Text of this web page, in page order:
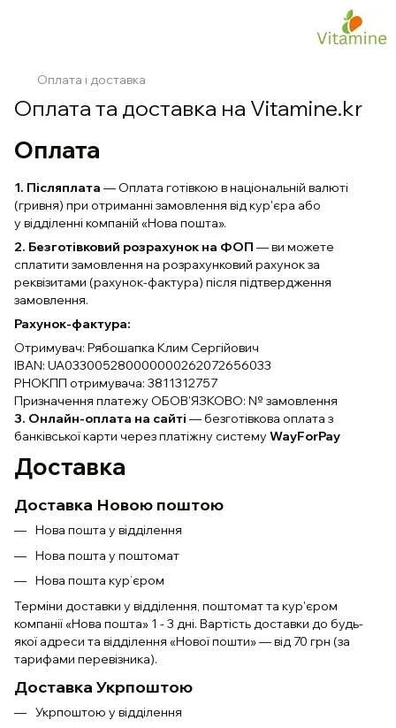
Оплата і доставка
Оплата та доставка на Vitamine.kr
Оплата
1. Післяплата —Оплата готівкою в національній валюті
(гривня) при отриманні замовлення від кур'єра або
у відділенні компаній «Нова пошта».
2. Безготівковий розрахунок на ФОП — ви можете
сплатити замовлення на розрахунковий рахунок за
реквізитами (рахунок-фактура) після підтвердження
замовлення.
Рахунок-фактура:
Отримувач: Рябошапка Клим Сергійович
IBAN: UA033005280000000262072656033
РНОКПП отримувача: 3811312757
Призначення платежу ОБОВ'ЯЗКОВО: № замовлення
3. Онлайн-оплата на сайті — безготівкова оплата з
банківської карти через платіжну систему WayForPay
Доставка
Доставка Новою поштою
Нова пошта у відділення
Нова пошта у поштомат
Нова пошта кур’єром
Терміни доставки у відділення, поштомат та кур'єром
компанії «Нова пошта» 1 - 3 дні. Вартість доставки до будь-
якої адреси та відділення «Нової пошти» — від 70 грн (за
тарифами перевізника).
Доставка Укрпоштою
Укрпоштою у відділення